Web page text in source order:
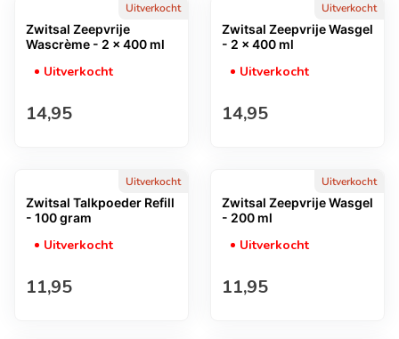
Uitverkocht
Zwitsal Zeepvrije
Wascrème - 2 x 400 ml
Uitverkocht
Normale prijs
14,95
Uitverkocht
Zwitsal Zeepvrije Wasgel
- 2 x 400 ml
Uitverkocht
Normale prijs
14,95
Uitverkocht
Zwitsal Talkpoeder Refill
- 100 gram
Uitverkocht
Normale prijs
11,95
Uitverkocht
Zwitsal Zeepvrije Wasgel
- 200 ml
Uitverkocht
Normale prijs
11,95